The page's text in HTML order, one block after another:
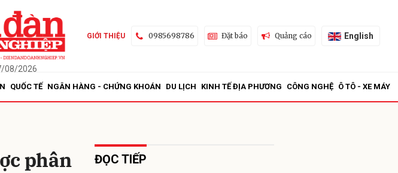
08/2026
GIỚI THIỆU 0985698786 Đặt báo Quảng cáo English
QUỐC TẾ NGÂN HÀNG - CHỨNG KHOÁN DU LỊCH KINH TẾ ĐỊA PHƯƠNG CÔNG NGHỆ Ô TÔ - XE MÁY
phân
ĐỌC TIẾP